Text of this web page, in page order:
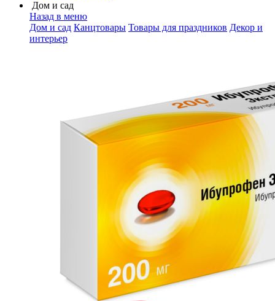
Дом и сад
Назад в меню
Дом и сад Канцтовары Товары для праздников Декор и
интерьер